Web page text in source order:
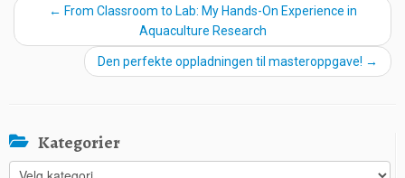
← From Classroom to Lab: My Hands-On Experience in
Aquaculture Research
Den perfekte oppladningen til masteroppgave! →
Kategorier
Kategorier